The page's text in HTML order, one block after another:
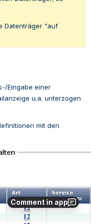
Comment in app
Datenträger "auf
Eingabe einer
u.a. unterzogen
mit den